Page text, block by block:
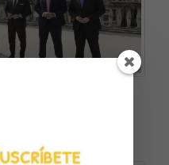
en Sevilla su